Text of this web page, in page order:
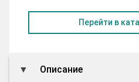
Перейти в
Описание